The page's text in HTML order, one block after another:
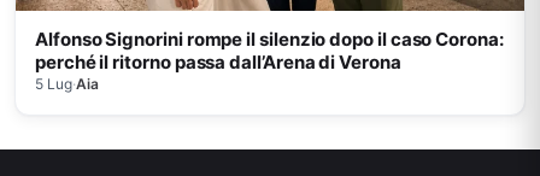
Alfonso Signorini rompe il silenzio dopo il caso Corona:
perché il ritorno passa dall’Arena di Verona
5 Lug·Aia